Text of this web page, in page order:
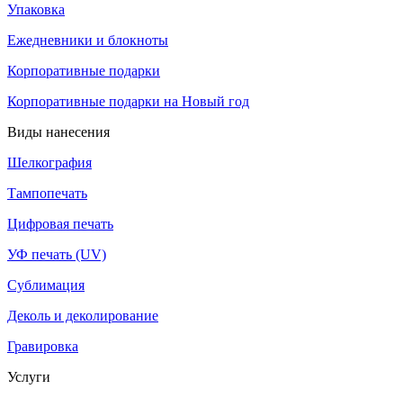
Упаковка
Ежедневники и блокноты
Корпоративные подарки
Корпоративные подарки на Новый год
Виды нанесения
Шелкография
Тампопечать
Цифровая печать
УФ печать (UV)
Сублимация
Деколь и деколирование
Гравировка
Услуги